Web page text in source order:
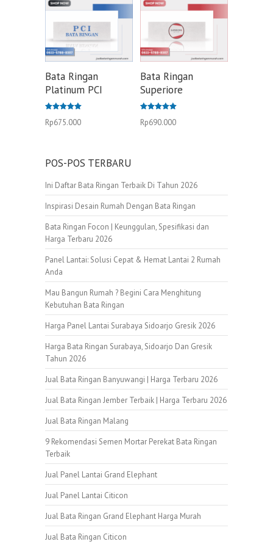
Bata Ringan
Platinum PCI
5.00
Rp675.000
Bata Ringan
Superiore
5.00
Rp690.000
POS-POS TERBARU
Ini Daftar Bata Ringan Terbaik Di Tahun 2026
Inspirasi Desain Rumah Dengan Bata Ringan
Bata Ringan Focon | Keunggulan, Spesifikasi dan
Harga Terbaru 2026
Panel Lantai: Solusi Cepat & Hemat Lantai 2 Rumah
Anda
Mau Bangun Rumah ? Begini Cara Menghitung
Kebutuhan Bata Ringan
Harga Panel Lantai Surabaya Sidoarjo Gresik 2026
Harga Bata Ringan Surabaya, Sidoarjo Dan Gresik
Tahun 2026
Jual Bata Ringan Banyuwangi | Harga Terbaru 2026
Jual Bata Ringan Jember Terbaik | Harga Terbaru 2026
Jual Bata Ringan Malang
9 Rekomendasi Semen Mortar Perekat Bata Ringan
Terbaik
Jual Panel Lantai Grand Elephant
Jual Panel Lantai Citicon
Jual Bata Ringan Grand Elephant Harga Murah
Jual Bata Ringan Citicon